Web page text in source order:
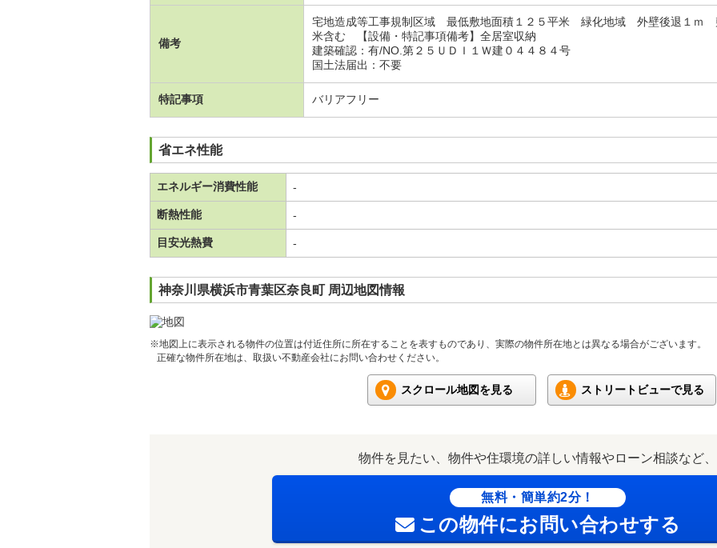
備考
宅地造成等工事規制区域 最低敷地面積１２５平米 緑化地域 外壁後退１ｍ
米含む 【設備・特記事項備考】全居室収納
建築確認：有/NO.第２５ＵＤＩ１Ｗ建０４４８４号
国土法届出：不要
特記事項 バリアフリー
省エネ性能
エネルギー消費性能 -
断熱性能 -
目安光熱費 -
神奈川県横浜市青葉区奈良町 周辺地図情報
※地図上に表示される物件の位置は付近住所に所在することを表すものであり、実際の物件所在地とは異なる場合がございます。
正確な物件所在地は、取扱い不動産会社にお問い合わせください。
スクロール地図を見る ストリートビューで見る
物件を見たい、物件や住環境の詳しい情報やローン相談など、
無料・簡単約2分！
この物件にお問い合わせする